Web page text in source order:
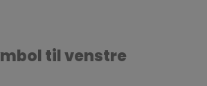
til venstre